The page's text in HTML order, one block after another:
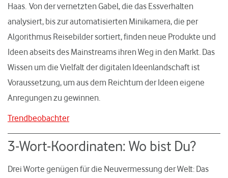
Haas. Von der vernetzten Gabel, die das Essverhalten
analysiert, bis zur automatisierten Minikamera, die per
Algorithmus Reisebilder sortiert, finden neue Produkte und
Ideen abseits des Mainstreams ihren Weg in den Markt. Das
Wissen um die Vielfalt der digitalen Ideenlandschaft ist
Voraussetzung, um aus dem Reichtum der Ideen eigene
Anregungen zu gewinnen.
Trendbeobachter
3-Wort-Koordinaten: Wo bist Du?
Drei Worte genügen für die Neuvermessung der Welt: Das